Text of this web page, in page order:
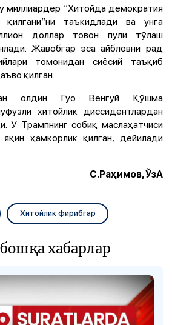
миллиардер “Хитойда демократия
қилгани”ни таъкидлади ва унга
доллар товон пули тўлаш
Жавобгар эса айбловни рад
томонидан сиёсий таъқиб
қилган.
олдин Гуо Венгуй Қўшма
хитойлик диссидентлардан
У Трампнинг собиқ маслаҳатчиси
ҳамкорлик қилган, дейилади
С.Раҳимов, ЎзА
Хитойлик фирибгар
хабарлар